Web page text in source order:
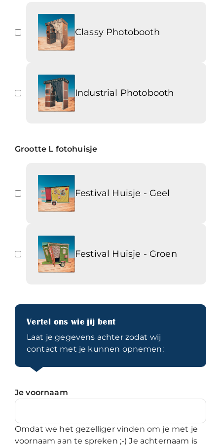
Classy Photobooth
Industrial Photobooth
Grootte L fotohuisje
Festival Huisje - Geel
Festival Huisje - Groen
Vertel ons wie jij bent
Laat je gegevens achter zodat wij
contact met je kunnen opnemen:
Je voornaam
Omdat we het gezelliger vinden om je met je
voornaam aan te spreken ;-) Je achternaam is